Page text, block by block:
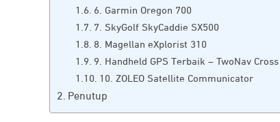
6. Garmin Oregon 700
7. SkyGolf SkyCaddie SX500
8. Magellan eXplorist 310
9. Handheld GPS Terbaik – TwoNav Cross
10. ZOLEO Satellite Communicator
Penutup